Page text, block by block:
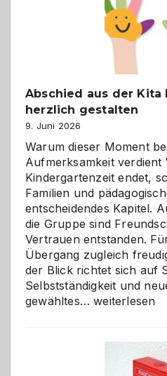
verstehen
Abschied aus der Kita
herzlich gestalten
9. Juni 2026
Warum dieser Moment
Aufmerksamkeit verdient
Kindergartenzeit endet,
Familien und
entscheidendes Kapitel.
die Gruppe sind
Vertrauen entstanden.
Übergang zugleich
der Blick richtet sich auf
Selbstständigkeit und
gewähltes…Abschied
bewusst
weiterlesen